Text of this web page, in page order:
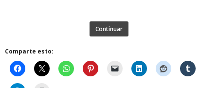
Continuar
Comparte esto: